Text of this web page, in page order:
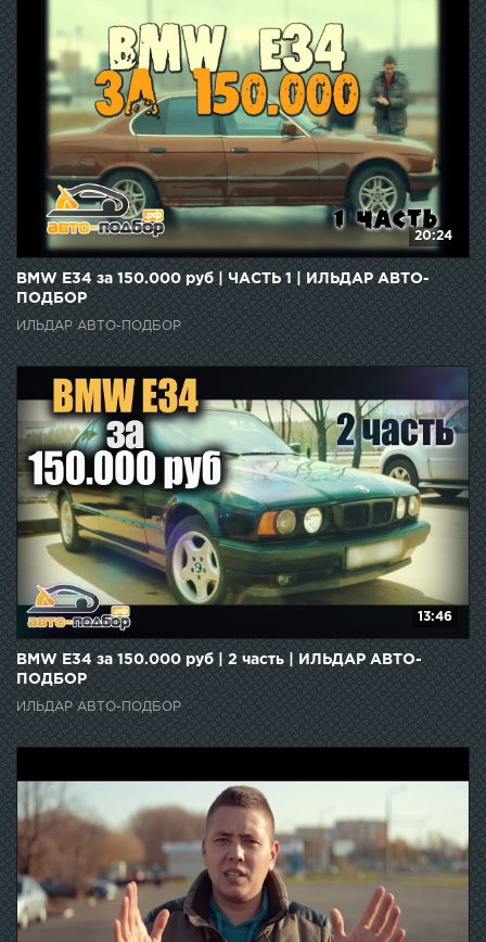
20:24
BMW E34 за 150.000 руб | ЧАСТЬ 1 | ИЛЬДАР АВТО-
ПОДБОР
ИЛЬДАР АВТО-ПОДБОР
13:46
BMW E34 за 150.000 руб | 2 часть | ИЛЬДАР АВТО-
ПОДБОР
ИЛЬДАР АВТО-ПОДБОР